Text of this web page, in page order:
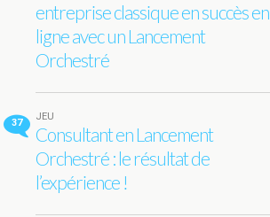
entreprise classique en succès en
ligne avec un Lancement
Orchestré
37
JEU
Consultant en Lancement
Orchestré : le résultat de
l’expérience !